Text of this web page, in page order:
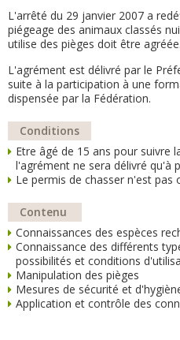
L'arrêté du 29 janvier 2007 a
piégeage des animaux classés
utilise des pièges doit être agréée.
L'agrément est délivré par le
suite à la participation à une
dispensée par la Fédération.
Conditions
Etre âgé de 15 ans pour suivre
l'agrément ne sera délivré qu'à
Le permis de chasser n'est pas
Contenu
Connaissances des espèces
Connaissance des différents
possibilités et conditions
Manipulation des pièges
Mesures de sécurité et
Application et contrôle des